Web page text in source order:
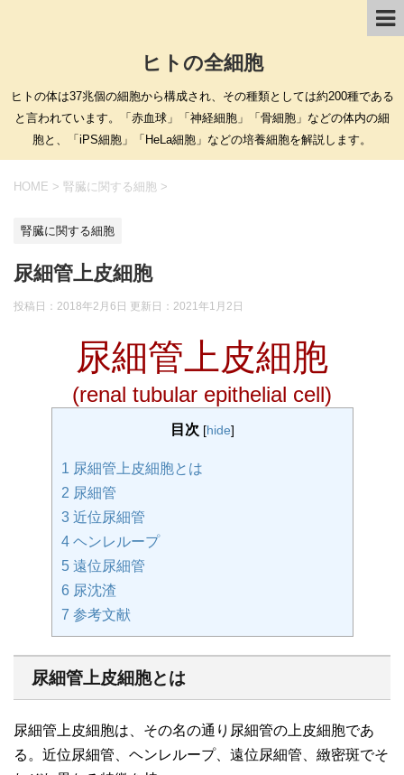
ヒトの全細胞
ヒトの体は37兆個の細胞から構成され、その種類としては約200種である
と言われています。「赤血球」「神経細胞」「骨細胞」などの体内の細
胞と、「iPS細胞」「HeLa細胞」などの培養細胞を解説します。
HOME > 腎臓に関する細胞 >
腎臓に関する細胞
尿細管上皮細胞
投稿日：2018年2月6日 更新日： 2021年1月2日
尿細管上皮細胞
(renal tubular epithelial cell)
目次 [hide]
1 尿細管上皮細胞とは
2 尿細管
3近位尿細管
4ヘンレループ
5遠位尿細管
6尿沈渣
7 参考文献
尿細管上皮細胞とは
尿細管上皮細胞は、その名の通り尿細管の上皮細胞であ
る。近位尿細管、ヘンレループ、遠位尿細管、緻密斑でそ